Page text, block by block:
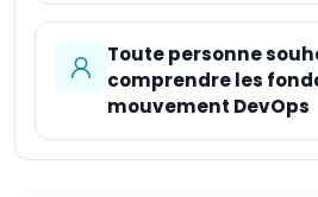
Toute personne
comprendre les
mouvement DevOps